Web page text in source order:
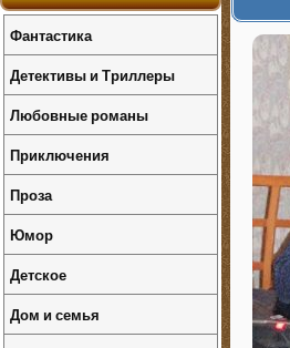
Фантастика
Детективы и Триллеры
Любовные романы
Приключения
Проза
Юмор
Детское
Дом и семья